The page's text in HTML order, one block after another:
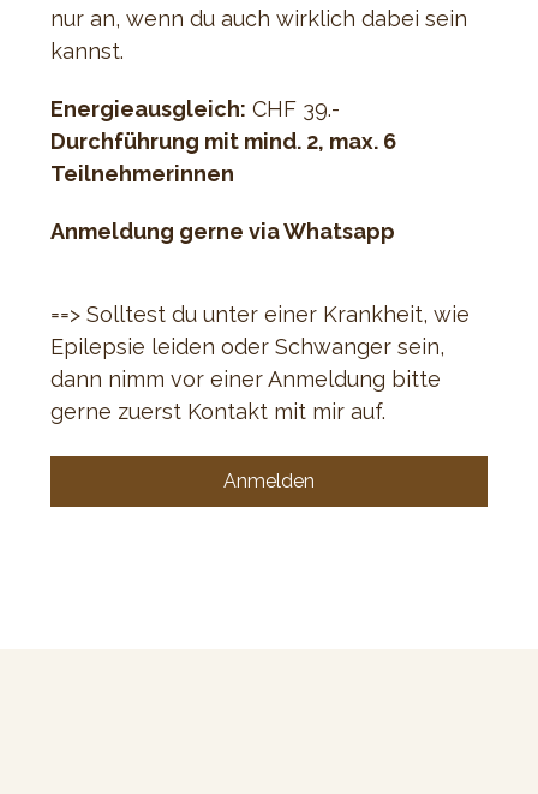
nur an, wenn du auch wirklich dabei sein
kannst.
Energieausgleich: CHF 39.-
Durchführung mit mind. 2, max. 6
Teilnehmerinnen
Anmeldung gerne via Whatsapp
==> Solltest du unter einer Krankheit, wie
Epilepsie leiden oder Schwanger sein,
dann nimm vor einer Anmeldung bitte
gerne zuerst Kontakt mit mir auf.
Anmelden